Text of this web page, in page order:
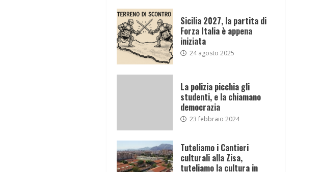
Sicilia 2027, la partita di
Forza Italia è appena
iniziata
24 agosto 2025
La polizia picchia gli
studenti, e la chiamano
democrazia
23 febbraio 2024
Tuteliamo i Cantieri
culturali alla Zisa,
tuteliamo la cultura in